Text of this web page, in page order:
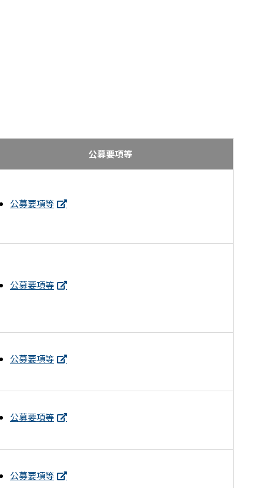
公募要項等
公募要項等
公募要項等
公募要項等
公募要項等
公募要項等